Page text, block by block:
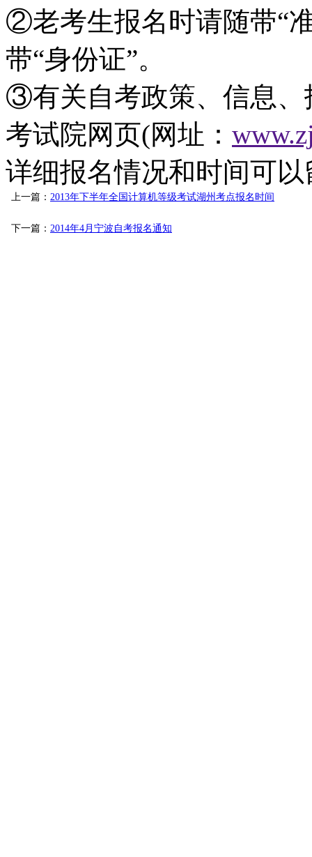
②老考生报名时请随带“
带“身份证”。
③有关自考政策、信息、
考试院网页(网址：
详细报名情况和时间可
上一篇： 2013年下半年全国计算机等级考试湖州考点报名时间
下一篇： 2014年4月宁波自考报名通知